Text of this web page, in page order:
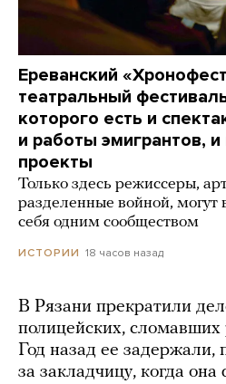
Ереванский
театральный
которого есть и
и работы эмигрантов,
проекты
Только здесь режиссеры,
разделенные войной, могут
себя одним сообществом
ИСТОРИИ 18 часов назад
В Рязани прекратили
полицейских, сломавших
Год назад ее задержали,
за закладчицу, когда